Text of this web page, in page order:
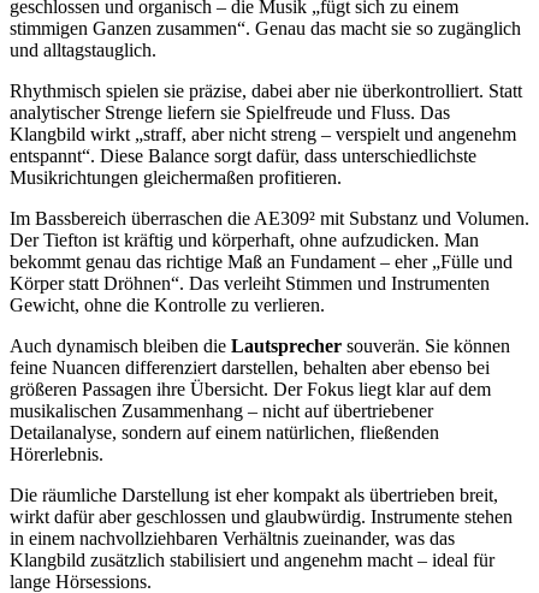
geschlossen und organisch – die Musik „fügt sich zu einem
stimmigen Ganzen zusammen“. Genau das macht sie so zugänglich
und alltagstauglich.
Rhythmisch spielen sie präzise, dabei aber nie überkontrolliert. Statt
analytischer Strenge liefern sie Spielfreude und Fluss. Das
Klangbild wirkt „straff, aber nicht streng – verspielt und angenehm
entspannt“. Diese Balance sorgt dafür, dass unterschiedlichste
Musikrichtungen gleichermaßen profitieren.
Im Bassbereich überraschen die AE309² mit Substanz und Volumen.
Der Tiefton ist kräftig und körperhaft, ohne aufzudicken. Man
bekommt genau das richtige Maß an Fundament – eher „Fülle und
Körper statt Dröhnen“. Das verleiht Stimmen und Instrumenten
Gewicht, ohne die Kontrolle zu verlieren.
Auch dynamisch bleiben die Lautsprecher souverän. Sie können
feine Nuancen differenziert darstellen, behalten aber ebenso bei
größeren Passagen ihre Übersicht. Der Fokus liegt klar auf dem
musikalischen Zusammenhang – nicht auf übertriebener
Detailanalyse, sondern auf einem natürlichen, fließenden
Hörerlebnis.
Die räumliche Darstellung ist eher kompakt als übertrieben breit,
wirkt dafür aber geschlossen und glaubwürdig. Instrumente stehen
in einem nachvollziehbaren Verhältnis zueinander, was das
Klangbild zusätzlich stabilisiert und angenehm macht – ideal für
lange Hörsessions.